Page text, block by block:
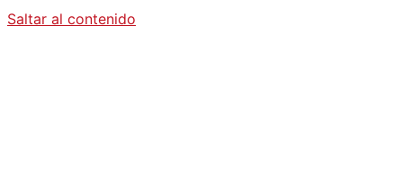
Saltar al contenido